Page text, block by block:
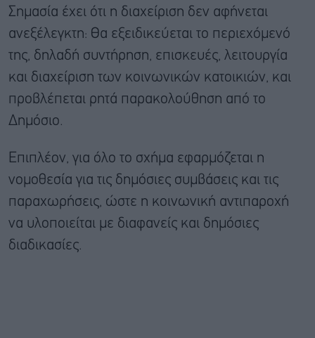
Σημασία έχει ότι η διαχείριση δεν αφήνεται
ανεξέλεγκτη: Θα εξειδικεύεται το περιεχόμενό
της, δηλαδή συντήρηση, επισκευές, λειτουργία
και διαχείριση των κοινωνικών κατοικιών, και
προβλέπεται ρητά παρακολούθηση από το
Δημόσιο.
Επιπλέον, για όλο το σχήμα εφαρμόζεται η
νομοθεσία για τις δημόσιες συμβάσεις και τις
παραχωρήσεις, ώστε η κοινωνική αντιπαροχή
να υλοποιείται με διαφανείς και δημόσιες
διαδικασίες.